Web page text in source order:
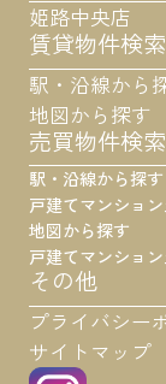
姫路中央店
賃貸物件検索
駅・沿線から
地図から探す
売買物件検索
駅・沿線から探す
戸建てマンション
地図から探す
戸建てマンション
その他
プライバシー
サイトマップ